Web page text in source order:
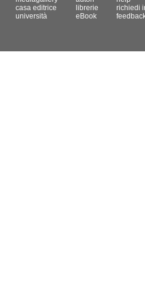
casa editrice
università
librerie
eBook
richiedi